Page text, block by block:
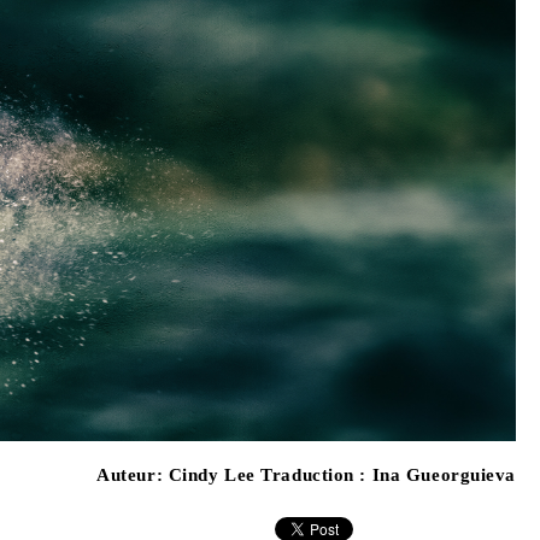
Auteur: Cindy Lee Traduction : Ina Gueorguieva